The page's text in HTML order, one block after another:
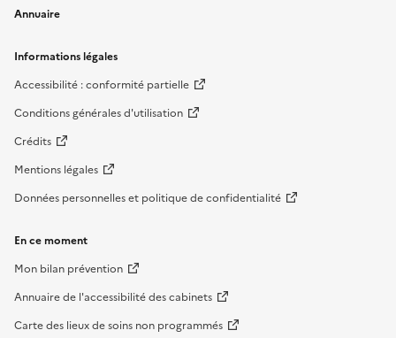
Annuaire
Informations légales
Accessibilité : conformité partielle
Conditions générales d'utilisation
Crédits
Mentions légales
Données personnelles et politique de confidentialité
En ce moment
Mon bilan prévention
Annuaire de l'accessibilité des cabinets
Carte des lieux de soins non programmés